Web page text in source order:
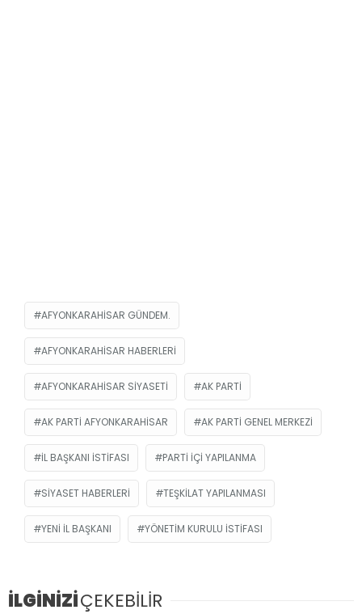
AFYONKARAHISAR GÜNDEM.
AFYONKARAHISAR HABERLERI
AFYONKARAHISAR SIYASETI AK PARTI
AK PARTI AFYONKARAHISAR AK PARTI GENEL MERKEZI
İL BAŞKANI ISTIFASI PARTI IÇI YAPILANMA
SIYASET HABERLERI TEŞKILAT YAPILANMASI
YENI IL BAŞKANI YÖNETIM KURULU ISTIFASI
İLGİNİZİÇEKEBİLİR